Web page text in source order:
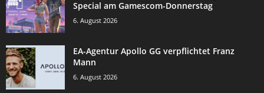
Special am Gamescom-Donnerstag
6. August 2026
EA-Agentur Apollo GG verpflichtet Franz
Mann
6. August 2026